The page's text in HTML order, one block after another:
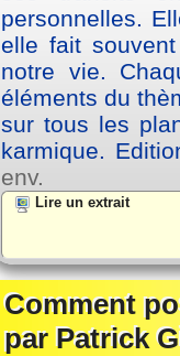
personnelles.
elle fait
notre vie.
éléments du
sur tous les
karmique.
env.
Lire un extrait
Comment
par Patrick